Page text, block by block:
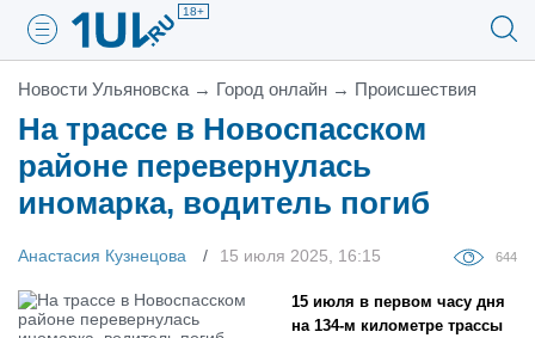
18+
Новости Ульяновска → Город онлайн → Проиcшествия
На трассе в Новоспасском
районе перевернулась
иномарка, водитель погиб
Анастасия Кузнецова 15 июля 2025, 16:15 644
15 июля в первом часу дня
на 134-м километре трассы